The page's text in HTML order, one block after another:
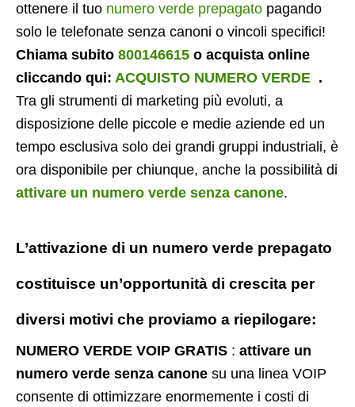
ottenere il tuo numero verde prepagato pagando
solo le telefonate senza canoni o vincoli specifici!
Chiama subito 800146615 o acquista online
cliccando qui: ACQUISTO NUMERO VERDE .
Tra gli strumenti di marketing più evoluti, a
disposizione delle piccole e medie aziende ed un
tempo esclusiva solo dei grandi gruppi industriali, è
ora disponibile per chiunque, anche la possibilità di
attivare un numero verde senza canone.
L’attivazione di un numero verde prepagato
costituisce un’opportunità di crescita per
diversi motivi che proviamo a riepilogare:
NUMERO VERDE VOIP GRATIS : attivare un
numero verde senza canone su una linea VOIP
consente di ottimizzare enormemente i costi di